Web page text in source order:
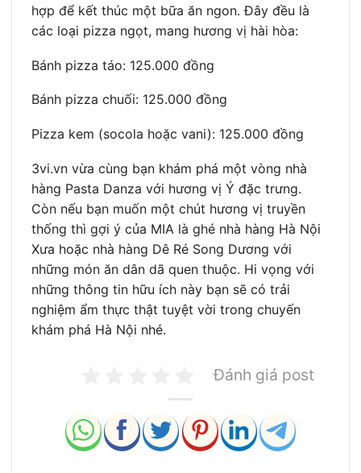
hợp để kết thúc một bữa ăn ngon. Đây đều là
các loại pizza ngọt, mang hương vị hài hòa:
Bánh pizza táo: 125.000 đồng
Bánh pizza chuối: 125.000 đồng
Pizza kem (socola hoặc vani): 125.000 đồng
3vi.vn vừa cùng bạn khám phá một vòng nhà
hàng Pasta Danza với hương vị Ý đặc trưng.
Còn nếu bạn muốn một chút hương vị truyền
thống thì gợi ý của MIA là ghé nhà hàng Hà Nội
Xưa hoặc nhà hàng Dê Ré Song Dương với
những món ăn dân dã quen thuộc. Hi vọng với
những thông tin hữu ích này bạn sẽ có trải
nghiệm ẩm thực thật tuyệt vời trong chuyến
khám phá Hà Nội nhé.
Đánh giá post